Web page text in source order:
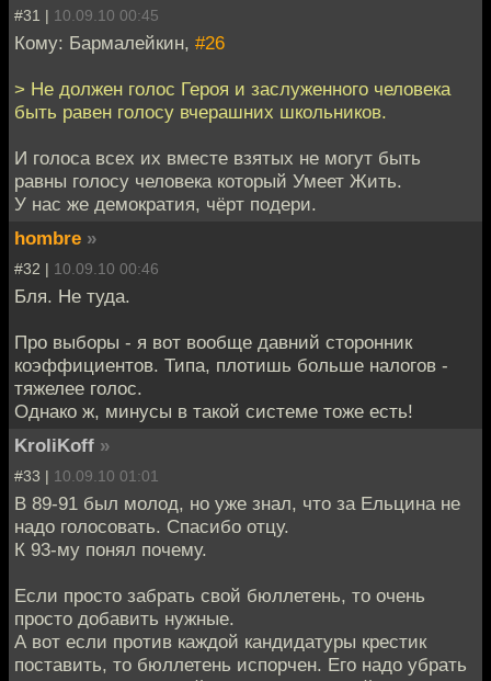
#31 | 10.09.10 00:45
Кому: Бармалейкин, #26
> Не должен голос Героя и заслуженного человека
быть равен голосу вчерашних школьников.
И голоса всех их вместе взятых не могут быть
равны голосу человека который Умеет Жить.
У нас же демократия, чёрт подери.
hombre »
#32 | 10.09.10 00:46
Бля. Не туда.
Про выборы - я вот вообще давний сторонник
коэффициентов. Типа, плотишь больше налогов -
тяжелее голос.
Однако ж, минусы в такой системе тоже есть!
KroliKoff »
#33 | 10.09.10 01:01
В 89-91 был молод, но уже знал, что за Ельцина не
надо голосовать. Спасибо отцу.
К 93-му понял почему.
Если просто забрать свой бюллетень, то очень
просто добавить нужные.
А вот если против каждой кандидатуры крестик
поставить, то бюллетень испорчен. Его надо убрать